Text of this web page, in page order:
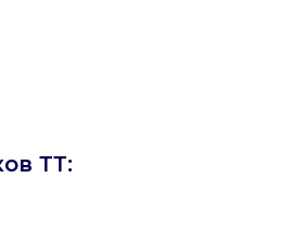
ТТ: